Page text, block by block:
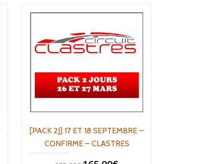
[PACK 2J] 17 ET 18 SEPTEMBRE –
CONFIRME – CLASTRES